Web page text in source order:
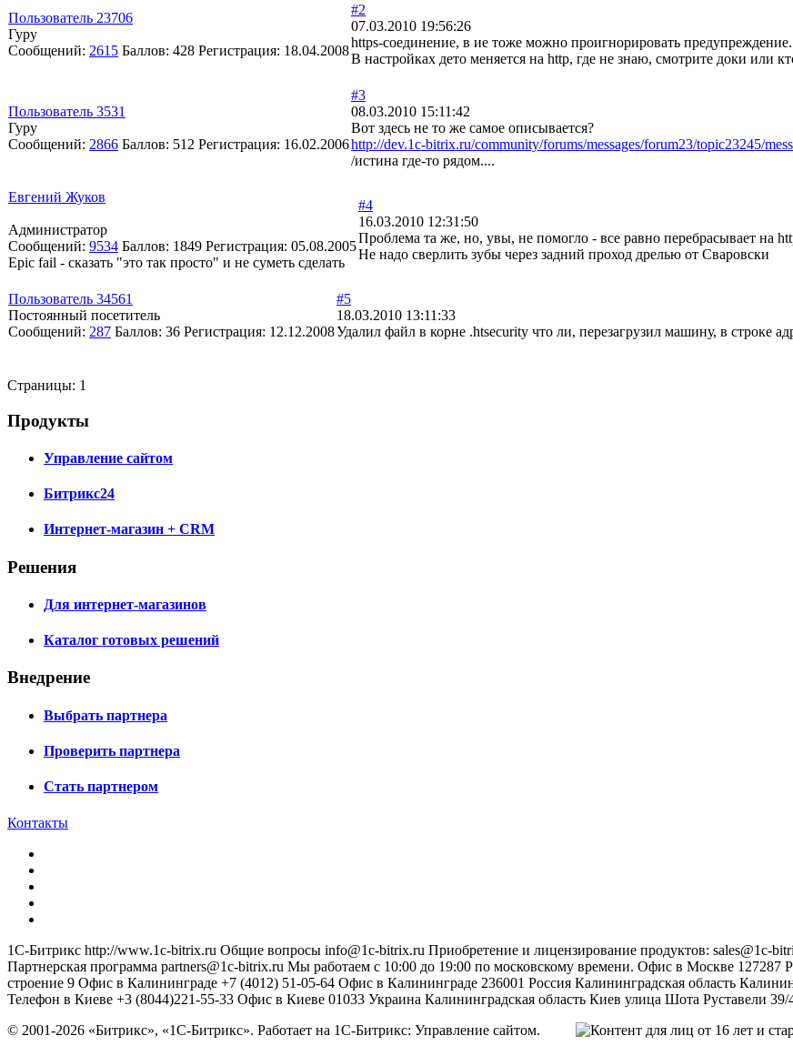
Пользователь 23706
Гуру
Сообщений: 2615 Баллов: 428 Регистрация: 18.04.2008
#2
07.03.2010 19:56:26
https-соединение, в ие тоже можно проигнорировать предупреждение.
В настройках дето меняется на http, где не знаю, смотрите доки или
Пользователь 3531
Гуру
Сообщений: 2866 Баллов: 512 Регистрация: 16.02.2006
#3
08.03.2010 15:11:42
Вот здесь не то же самое описывается?
http://dev.1c-bitrix.ru/community/forums/messages/forum23/topic23245/
/истина где-то рядом....
Евгений Жуков
Администратор
Сообщений: 9534 Баллов: 1849 Регистрация: 05.08.2005
Epic fail - сказать "это так просто" и не суметь сделать
#4
16.03.2010 12:31:50
Проблема та же, но, увы, не помогло - все равно перебрасывает на
Не надо сверлить зубы через задний проход дрелью от Сваровски
Пользователь 34561
Постоянный посетитель
Сообщений: 287 Баллов: 36 Регистрация: 12.12.2008
#5
18.03.2010 13:11:33
Удалил файл в корне .htsecurity что ли, перезагрузил машину, в строке
Страницы: 1
Продукты
Управление сайтом
Битрикс24
Интернет-магазин + CRM
Решения
Для интернет-магазинов
Каталог готовых решений
Внедрение
Выбрать партнера
Проверить партнера
Стать партнером
Контакты
1С-Битрикс http://www.1c-bitrix.ru Общие вопросы info@1c-bitrix.ru Приобретение и лицензирование продуктов: sales@1c-
Партнерская программа partners@1c-bitrix.ru Мы работаем с 10:00 до 19:00 по московскому времени. Офис в Москве 127287
строение 9 Офис в Калининграде +7 (4012) 51-05-64 Офис в Калининграде 236001 Россия Калининградская область
Телефон в Киеве +3 (8044)221-55-33 Офис в Киеве 01033 Украина Калининградская область Киев улица Шота Руставели 39/
© 2001-2026 «Битрикс», «1С-Битрикс». Работает на 1С-Битрикс: Управление сайтом.